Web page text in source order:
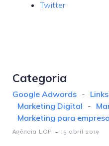
Twitter
Categoria
Google Adwords -
Marketing Digital -
Marketing para
Agência LCP - 15 abril 2019